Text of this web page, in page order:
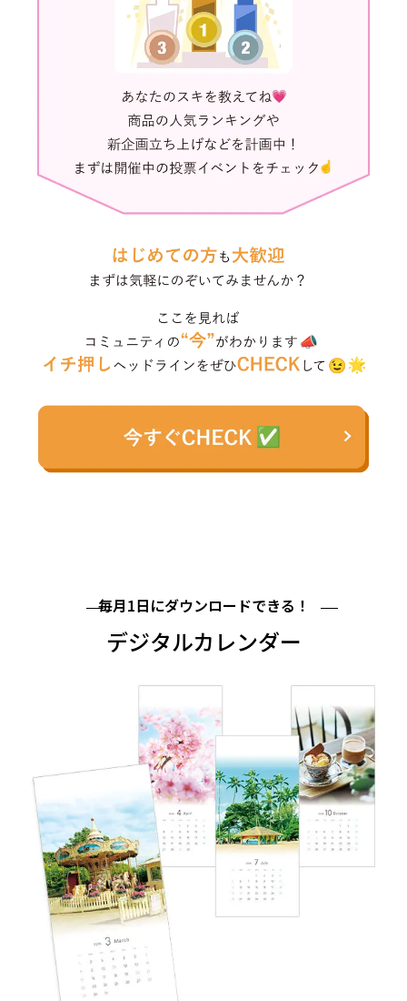
毎月1日にダウンロードできる！
デジタルカレンダー